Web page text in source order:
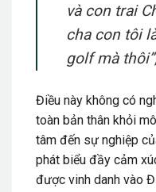
và con trai
cha con tôi
golf mà thôi”
Điều này không có
toàn bản thân khỏi
tâm đến sự nghiệp
phát biểu đầy cảm
được vinh danh vào